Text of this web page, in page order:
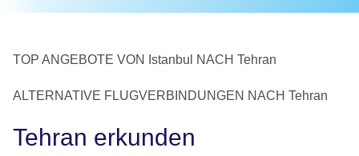
TOP ANGEBOTE VON Istanbul NACH Tehran
ALTERNATIVE FLUGVERBINDUNGEN NACH Tehran
Tehran erkunden